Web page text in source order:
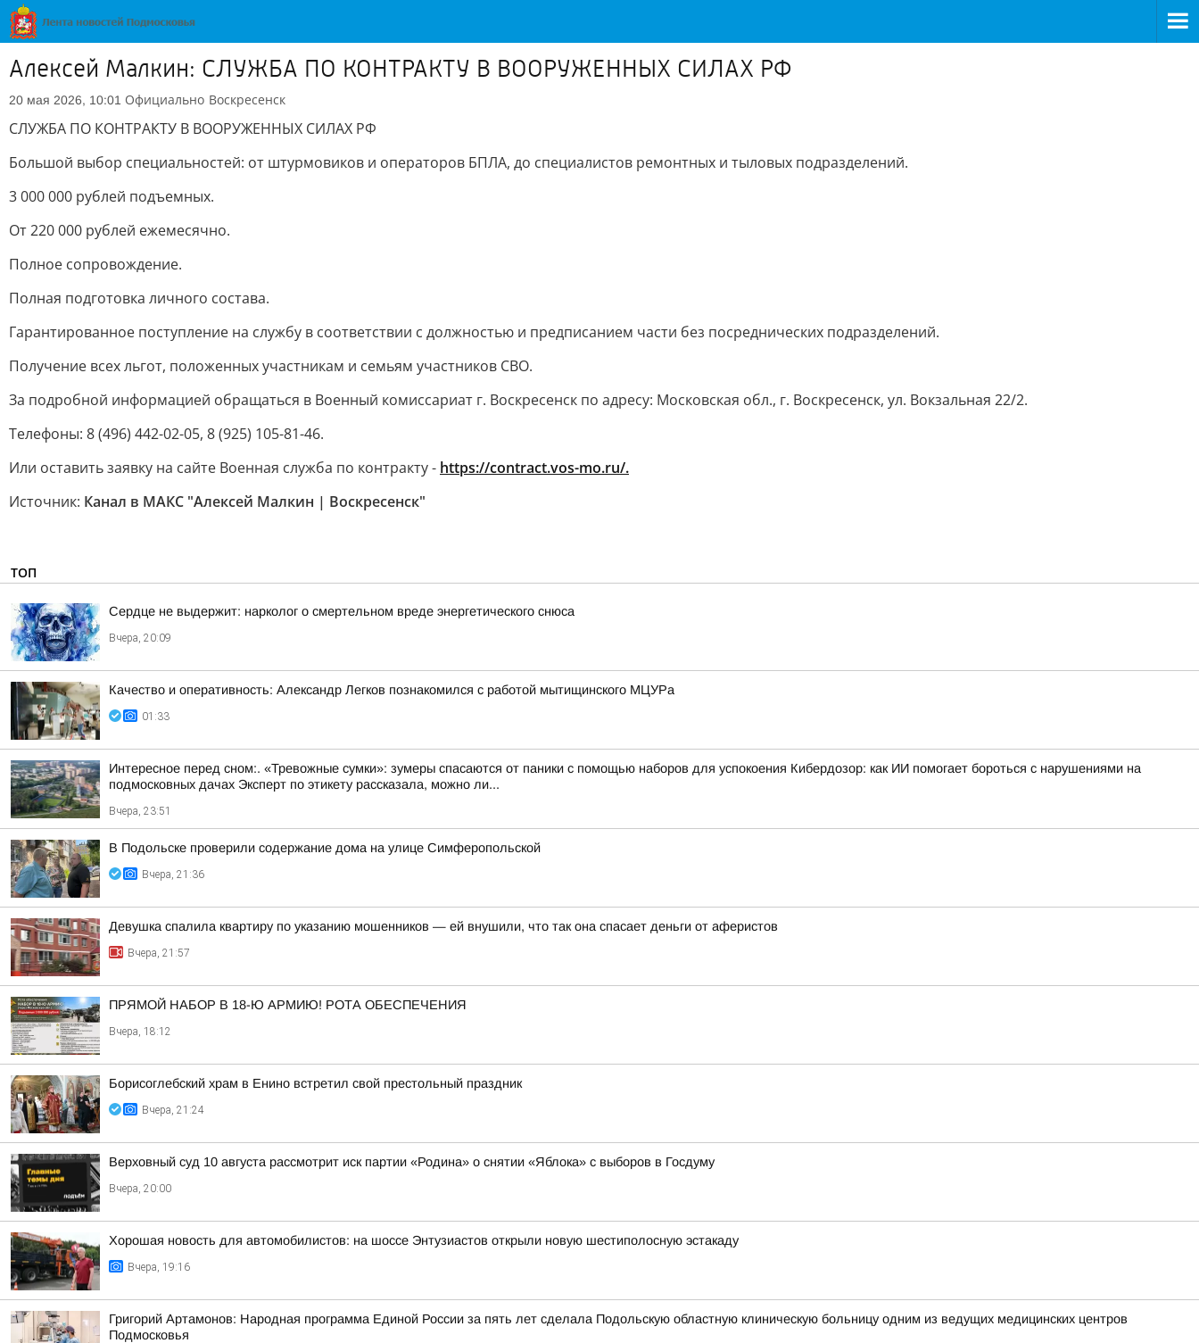
Алексей Малкин: СЛУЖБА ПО КОНТРАКТУ В ВООРУЖЕННЫХ СИЛАХ РФ
20 мая 2026, 10:01 Официально Воскресенск
СЛУЖБА ПО КОНТРАКТУ В ВООРУЖЕННЫХ СИЛАХ РФ
Большой выбор специальностей: от штурмовиков и операторов БПЛА, до специалистов ремонтных и тыловых подразделений.
3 000 000 рублей подъемных.
От 220 000 рублей ежемесячно.
Полное сопровождение.
Полная подготовка личного состава.
Гарантированное поступление на службу в соответствии с должностью и предписанием части без посреднических подразделений.
Получение всех льгот, положенных участникам и семьям участников СВО.
За подробной информацией обращаться в Военный комиссариат г. Воскресенск по адресу: Московская обл., г. Воскресенск, ул. Вокзальная 22/2.
Телефоны: 8 (496) 442-02-05, 8 (925) 105-81-46.
Или оставить заявку на сайте Военная служба по контракту - https://contract.vos-mo.ru/.
Источник: Канал в МАКС "Алексей Малкин | Воскресенск"
ТОП
Сердце не выдержит: нарколог о смертельном вреде энергетического снюса
Вчера, 20:09
Качество и оперативность: Александр Легков познакомился с работой мытищинского МЦУРа
01:33
Интересное перед сном:. «Тревожные сумки»: зумеры спасаются от паники с помощью наборов для успокоения Кибердозор: как ИИ помогает бороться с нарушениями на
подмосковных дачах Эксперт по этикету рассказала, можно ли...
Вчера, 23:51
В Подольске проверили содержание дома на улице Симферопольской
Вчера, 21:36
Девушка спалила квартиру по указанию мошенников — ей внушили, что так она спасает деньги от аферистов
Вчера, 21:57
ПРЯМОЙ НАБОР В 18-Ю АРМИЮ! РОТА ОБЕСПЕЧЕНИЯ
Вчера, 18:12
Борисоглебский храм в Енино встретил свой престольный праздник
Вчера, 21:24
Верховный суд 10 августа рассмотрит иск партии «Родина» о снятии «Яблока» с выборов в Госдуму
Вчера, 20:00
Хорошая новость для автомобилистов: на шоссе Энтузиастов открыли новую шестиполосную эстакаду
Вчера, 19:16
Григорий Артамонов: Народная программа Единой России за пять лет сделала Подольскую областную клиническую больницу одним из ведущих медицинских центров
Подмосковья